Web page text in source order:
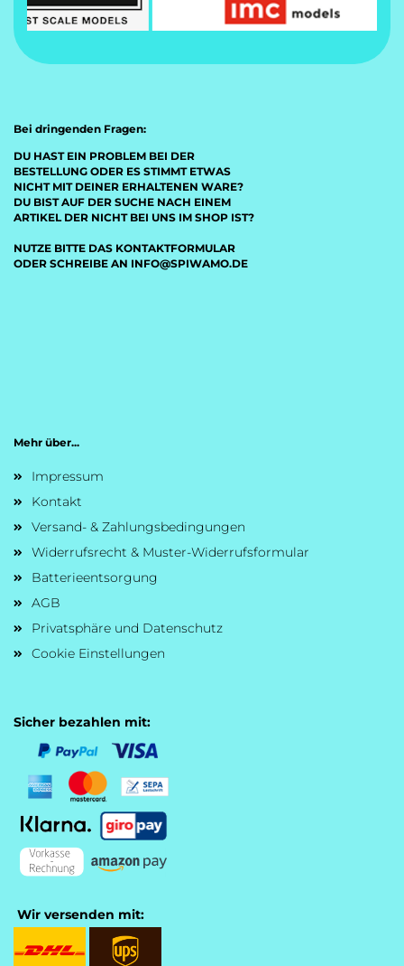
Bei dringenden Fragen:
DU HAST EIN PROBLEM BEI DER
BESTELLUNG ODER ES STIMMT ETWAS
NICHT MIT DEINER ERHALTENEN WARE?
DU BIST AUF DER SUCHE NACH EINEM
ARTIKEL DER NICHT BEI UNS IM SHOP IST?
NUTZE BITTE DAS KONTAKTFORMULAR
ODER SCHREIBE AN INFO@SPIWAMO.DE
Mehr über...
Impressum
Kontakt
Versand- & Zahlungsbedingungen
Widerrufsrecht & Muster-Widerrufsformular
Batterieentsorgung
AGB
Privatsphäre und Datenschutz
Cookie Einstellungen
Sicher bezahlen mit:
Wir versenden mit: